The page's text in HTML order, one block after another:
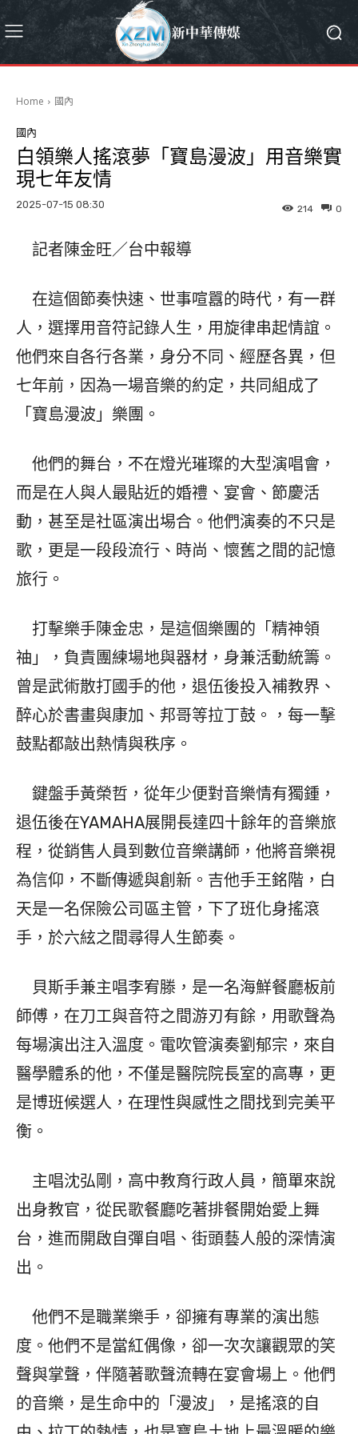
Home 國內
國內
白領樂人搖滾夢「寶島漫波」用音樂實
現七年友情
2025-07-15 08:30 0
214
記者陳金旺／台中報導
在這個節奏快速、世事喧囂的時代，有一群
人，選擇用音符記錄人生，用旋律串起情誼。
他們來自各行各業，身分不同、經歷各異，但
七年前，因為一場音樂的約定，共同組成了
「寶島漫波」樂團。
他們的舞台，不在燈光璀璨的大型演唱會，
而是在人與人最貼近的婚禮、宴會、節慶活
動，甚至是社區演出埸合。他們演奏的不只是
歌，更是一段段流行、時尚、懷舊之間的記憶
旅行。
打擊樂手陳金忠，是這個樂團的「精神領
䄂」，負責團練場地與器材，身兼活動統籌。
曾是武術散打國手的他，退伍後投入補教界、
醉心於書畫與康加、邦哥等拉丁鼓。，每一擊
鼓點都敲出熱情與秩序。
鍵盤手黃榮哲，從年少便對音樂情有獨鍾，
退伍後在YAMAHA展開長達四十餘年的音樂旅
程，從銷售人員到數位音樂講師，他將音樂視
為信仰，不斷傳遞與創新。吉他手王銘階，白
天是一名保險公司區主管，下了班化身搖滾
手，於六絃之間尋得人生節奏。
貝斯手兼主唱李宥滕，是一名海鮮餐廳板前
師傅，在刀工與音符之間游刃有餘，用歌聲為
每場演出注入溫度。電吹管演奏劉郁宗，來自
醫學體系的他，不僅是醫院院長室的高專，更
是博班候選人，在理性與感性之間找到完美平
衡。
主唱沈弘剛，高中教育行政人員，簡單來說
出身教官，從民歌餐廳吃著排餐開始愛上舞
台，進而開啟自彈自唱、街頭藝人般的深情演
出。
他們不是職業樂手，卻擁有專業的演出態
度。他們不是當紅偶像，卻一次次讓觀眾的笑
聲與掌聲，伴隨著歌聲流轉在宴會場上。他們
的音樂，是生命中的「漫波」，是搖滾的自